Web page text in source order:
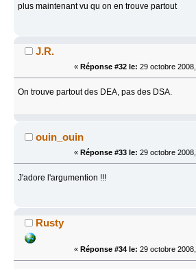
plus maintenant vu qu on en trouve partout
J.R.
« Réponse #32 le: 29 octobre
On trouve partout des DEA, pas des DSA.
ouin_ouin
« Réponse #33 le: 29 octobre
J'adore l'argumention !!!
Rusty
« Réponse #34 le: 29 octobre